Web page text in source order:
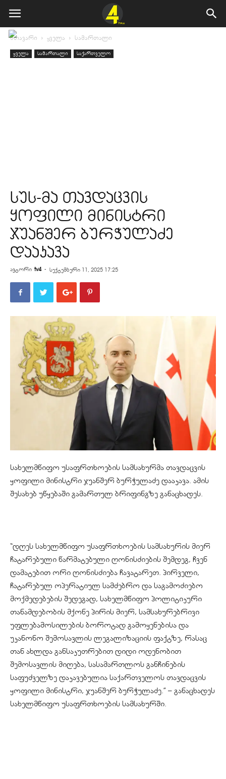
მთავარი ყველა სამართალი
ყველა სამართალი საქართველო
სუს-მა თავდაცვის
ყოფილი მინისტრი
ჯუანშერ ბურჭულაძე
დააკავა
ავტორი tv4 - სექტემბერი 11, 2025 17:25
სახელმწიფო უსაფრთხოების სამსახურმა თავდაცვის
ყოფილი მინისტრი ჯუანშერ ბურჭულაძე დააკავა. ამის
შესახებ უწყებაში გამართულ ბრიფინგზე განაცხადეს.
“დღეს სახელმწიფო უსაფრთხოების სამსახურის მიერ
ჩატარებული წარმატებული ღონისძიების შემდეგ, ჩვენ
დამატებით ორი ღონისძიება ჩავატარეთ. პირველი,
ჩატარებულ ოპერატიულ სამძებრო და საგამოძიებო
მოქმედებების შედეგად, სახელმწიფო პოლიტიკური
თანამდებობის მქონე პირის მიერ, სამსახურებრივი
უფლებამოსილების ბოროტად გამოყენებისა და
უკანონო შემოსავლის ლეგალიზაციის ფაქტზე, რასაც
თან ახლდა განსაკუთრებით დიდი ოდენობით
შემოსავლის მიღება, სასამართლოს განჩინების
საფუძველზე დაკავებულია საქართველოს თავდაცვის
ყოფილი მინისტრი, ჯუანშერ ბურჭულაძე.” – განაცხადეს
სახელმწიფო უსაფრთხოების სამსახურში.